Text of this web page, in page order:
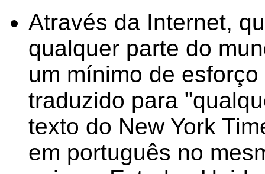
Através da Internet,
qualquer parte do
um mínimo de
traduzido para
texto do New York
em português no